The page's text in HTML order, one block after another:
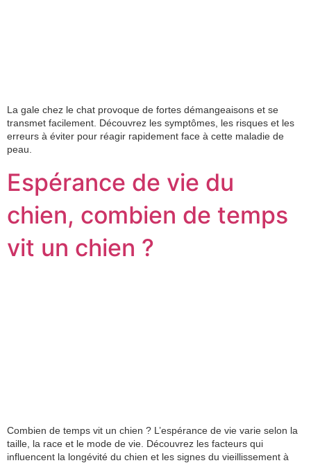
La gale chez le chat provoque de fortes démangeaisons et se
transmet facilement. Découvrez les symptômes, les risques et les
erreurs à éviter pour réagir rapidement face à cette maladie de
peau.
Espérance de vie du
chien, combien de temps
vit un chien ?
Combien de temps vit un chien ? L’espérance de vie varie selon la
taille, la race et le mode de vie. Découvrez les facteurs qui
influencent la longévité du chien et les signes du vieillissement à